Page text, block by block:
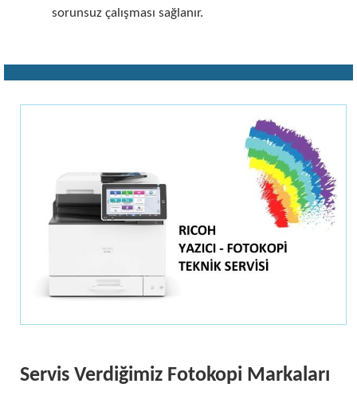
sorunsuz çalışması sağlanır.
Servis Verdiğimiz Fotokopi Markaları